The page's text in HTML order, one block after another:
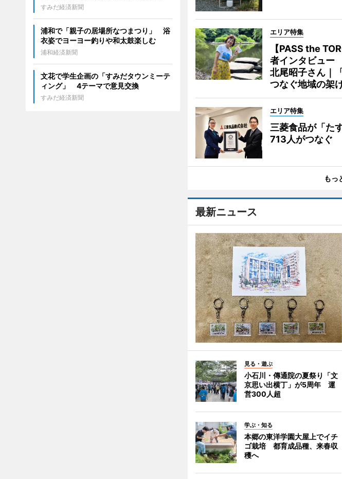
エリア特集
【PASS the
者インタビュー
北尾昭子さん｜
つなぐ地域の架
エリア特集
三菱食品が「た
713人がつなぐ
もっ
最新ニュース
見る・遊ぶ
小石川・傳通院の夏祭り「文
京思い出横丁」が5周年 運
営300人超
学ぶ・知る
本郷の東洋学園大屋上でイチ
ゴ栽培 都育成品種、来春収
穫へ
すみだ経済新聞
浦和で「親子の居場所なつまつり」 浴
衣姿でヨーヨー釣りや和太鼓楽しむ
浦和経済新聞
文花で学生企画の「すみだタウンミーテ
ィング」 4テーマで意見交換
すみだ経済新聞